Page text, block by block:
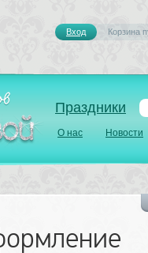
Праздники
О нас Новости
Вход Корзина